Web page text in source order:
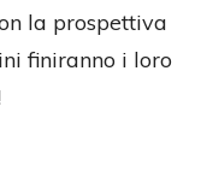
la prospettiva
finiranno i loro